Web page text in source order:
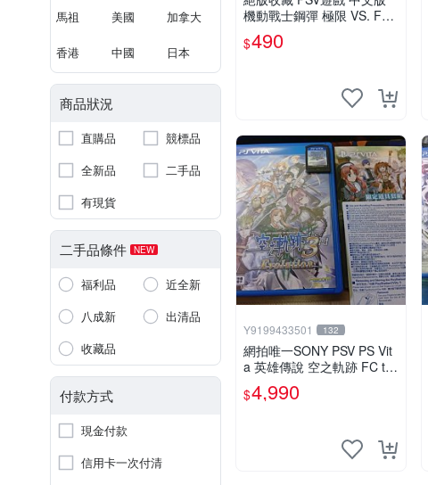
馬祖 美國 加拿大
香港 中國 日本
商品狀況
直購品
競標品
全新品
二手品
有現貨
二手品條件 NEW
福利品
近全新
八成新
出清品
收藏品
付款方式
現金付款
信用卡一次付清
機動戰士鋼彈 極限 VS. FO
RCE
$490
Y9199433501 132
網拍唯一SONY PSV PS Vit
a 英雄傳說 空之軌跡 FC th
e 3rd evolution 中文版
$4,990